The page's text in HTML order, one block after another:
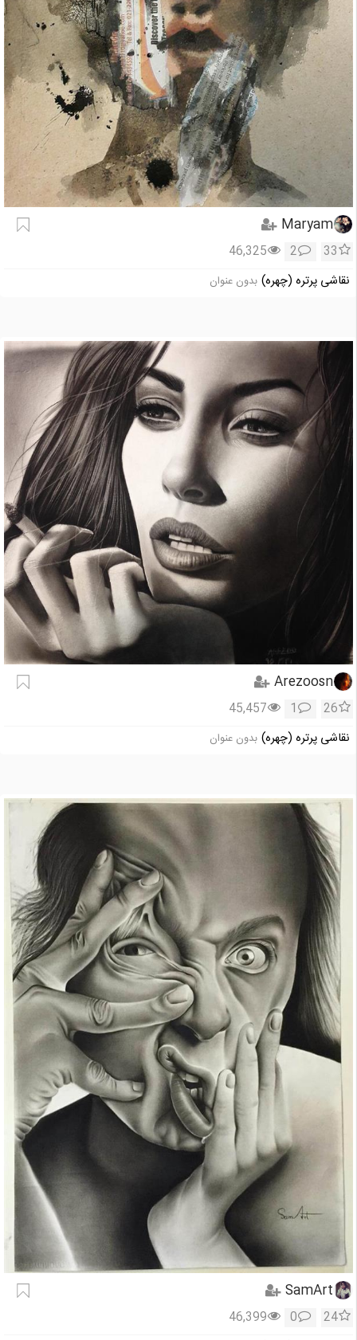
Maryam
33
2
46,325
نقاشی پرتره (چهره) بدون عنوان
Arezoosn
26
1
45,457
نقاشی پرتره (چهره) بدون عنوان
SamArt
24
0
46,399